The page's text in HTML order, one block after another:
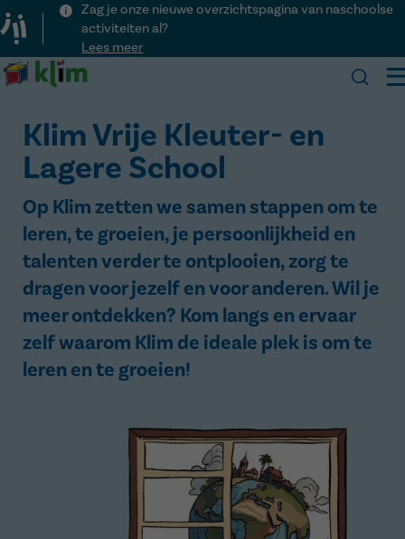
Klim
Zag je onze nieuwe overzichtspagina van naschoolse
activiteiten al?
Lees meer
Onze school
Over Klim
Visie
Team
Voor het eerst naar school
Ouderraad
Praktisch
Inschrijven
Schooluren
Menu
Veelgestelde vragen
Downloads
Naschoolse activiteiten
Kalender
Activiteiten
Lesvrije dagen
Nieuws
Kinderopvang
Contact
Klim Vrije Kleuter- en
Lagere School
Op Klim zetten we samen stappen om te
leren, te groeien, je persoonlijkheid en
talenten verder te ontplooien, zorg te
dragen voor jezelf en voor anderen. Wil je
meer ontdekken? Kom langs en ervaar
zelf waarom Klim de ideale plek is om te
leren en te groeien!